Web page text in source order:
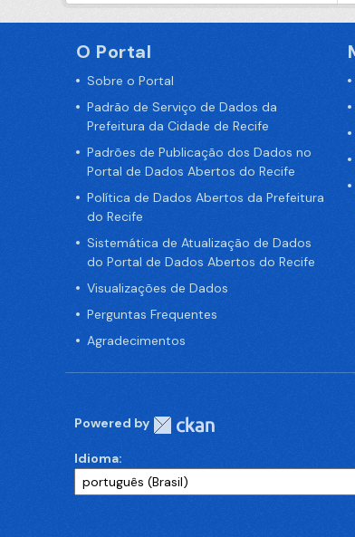
O Portal
Sobre o Portal
Padrão de Serviço de Dados da
Prefeitura da Cidade de Recife
Padrões de Publicação dos Dados no
Portal de Dados Abertos do Recife
Política de Dados Abertos da Prefeitura
do Recife
Sistemática de Atualização de Dados
do Portal de Dados Abertos do Recife
Visualizações de Dados
Perguntas Frequentes
Agradecimentos
Powered by
Idioma